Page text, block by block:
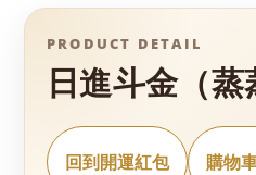
PRODUCT DETAIL
日進斗金（蒸
回到開運紅包 購物